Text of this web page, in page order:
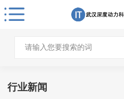
行业新闻